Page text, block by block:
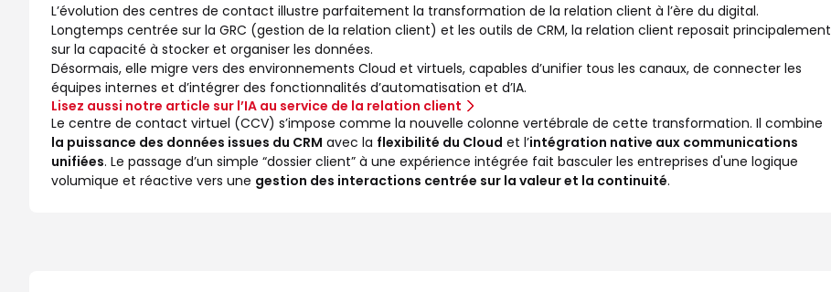
L’évolution des centres de contact illustre parfaitement la transformation de la relation client à l’ère du digital.
Longtemps centrée sur la GRC (gestion de la relation client) et les outils de CRM, la relation client reposait principalement
sur la capacité à stocker et organiser les données.
Désormais, elle migre vers des environnements Cloud et virtuels, capables d’unifier tous les canaux, de connecter les
équipes internes et d’intégrer des fonctionnalités d’automatisation et d’IA.
Lisez aussi notre article sur l’IA au service de la relation client
Le centre de contact virtuel (CCV) s’impose comme la nouvelle colonne vertébrale de cette transformation. Il combine
la puissance des données issues du CRM avec la flexibilité du Cloud et l’intégration native aux communications
unifiées. Le passage d’un simple “dossier client” à une expérience intégrée fait basculer les entreprises d'une logique
volumique et réactive vers une gestion des interactions centrée sur la valeur et la continuité.